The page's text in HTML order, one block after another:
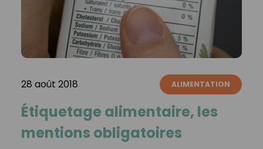
28 août 2018 ALIMENTATION
Étiquetage alimentaire, les
mentions obligatoires